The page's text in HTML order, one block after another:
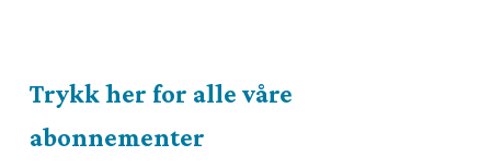
Trykk her for alle våre
abonnementer